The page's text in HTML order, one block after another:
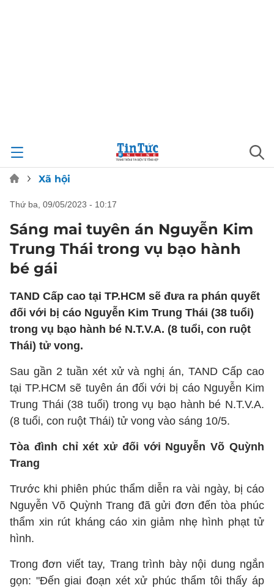
Xã hội
thứ ba, 09/05/2023 - 10:17
Sáng mai tuyên án Nguyễn Kim
Trung Thái trong vụ bạo hành
bé gái
TAND Cấp cao tại TP.HCM sẽ đưa ra phán quyết
đối với bị cáo Nguyễn Kim Trung Thái (38 tuổi)
trong vụ bạo hành bé N.T.V.A. (8 tuổi, con ruột
Thái) tử vong.
Sau gần 2 tuần xét xử và nghị án, TAND Cấp cao
tại TP.HCM sẽ tuyên án đối với bị cáo Nguyễn Kim
Trung Thái (38 tuổi) trong vụ bạo hành bé N.T.V.A.
(8 tuổi, con ruột Thái) tử vong vào sáng 10/5.
Tòa đình chỉ xét xử đối với Nguyễn Võ Quỳnh
Trang
Trước khi phiên phúc thẩm diễn ra vài ngày, bị cáo
Nguyễn Võ Quỳnh Trang đã gửi đơn đến tòa phúc
thẩm xin rút kháng cáo xin giảm nhẹ hình phạt tử
hình.
Trong đơn viết tay, Trang trình bày nội dung ngắn
gọn: "Đến giai đoạn xét xử phúc thẩm tôi thấy áp